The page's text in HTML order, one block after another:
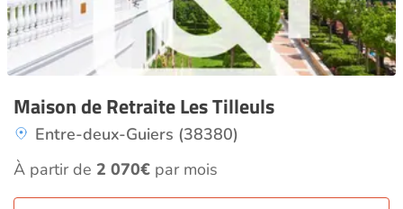
Maison de Retraite Les Tilleuls
Entre-deux-Guiers (38380)
À partir de 2 070€ par mois